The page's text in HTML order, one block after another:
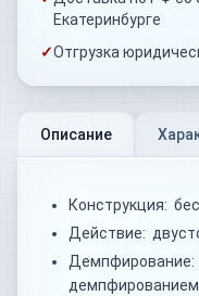
Екатеринбурге
✓Отгрузка
Описание
Конструкция:
Действие:
Демпфирование:
демпфированием